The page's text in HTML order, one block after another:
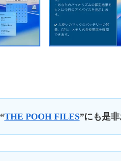
“THE POOH FILES”にも是非